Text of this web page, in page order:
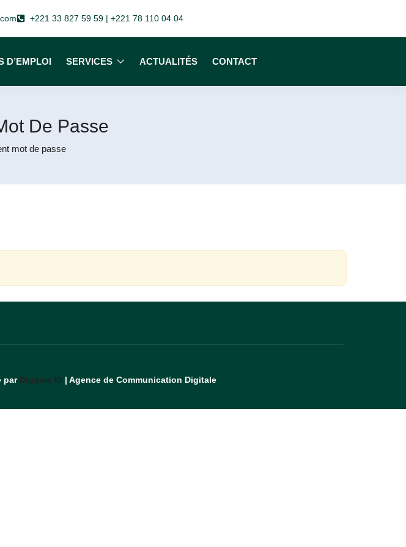
+221 33 827 59 59 | +221 78 110 04 04
D’EMPLOI SERVICES ACTUALITÉS CONTACT
De Passe
mot de passe
par Digitale ID | Agence de Communication Digitale